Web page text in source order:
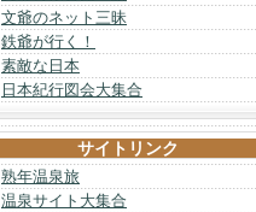
文爺のネット三昧
鉄爺が行く！
素敵な日本
日本紀行図会大集合
サイトリンク
熟年温泉旅
温泉サイト大集合